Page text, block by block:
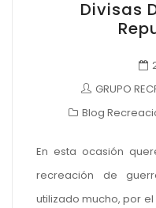
Divisas
GRUPO
Blog
En esta ocasión
recreación de
utilizado mucho, por